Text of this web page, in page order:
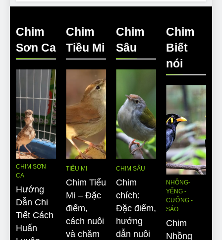
Chim
Sơn Ca
CHIM SƠN
CA
Hướng
Dẫn Chi
Tiết Cách
Huấn
Chim
Tiều Mi
TIỂU MI
Chim Tiểu
Mi – Đặc
điểm,
cách nuôi
và chăm
Chim
Sâu
CHIM SÂU
Chim
chích:
Đặc điểm,
hướng
dẫn nuôi
Chim
Biết
nói
NHỒNG-
YỂNG -
CƯỠNG -
SÁO
Chim
Nhồng